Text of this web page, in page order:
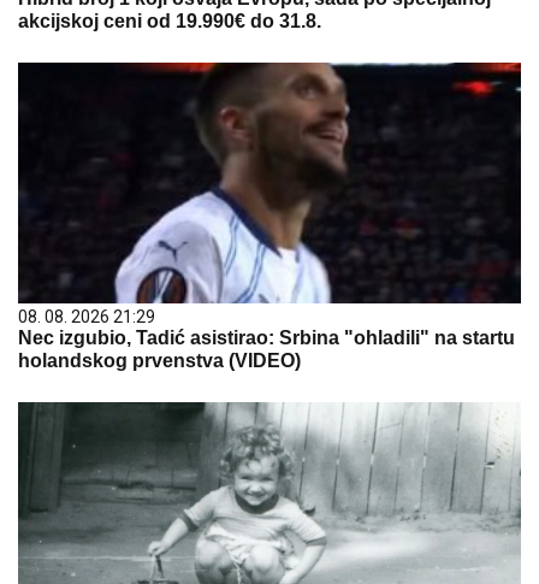
akcijskoj ceni od 19.990€ do 31.8.
08. 08. 2026 21:29
Nec izgubio, Tadić asistirao: Srbina "ohladili" na startu
holandskog prvenstva (VIDEO)